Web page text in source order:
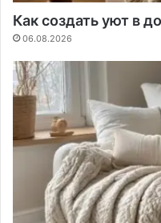
Как создать уют в
06.08.2026